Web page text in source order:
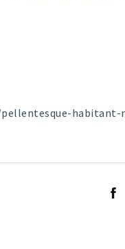
habitant-